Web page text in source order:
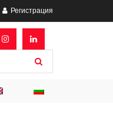
Регистрация